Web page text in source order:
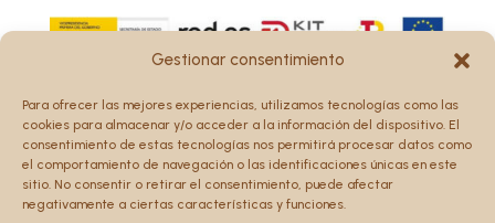
Gestionar consentimiento
Para ofrecer las mejores experiencias, utilizamos tecnologías como las
cookies para almacenar y/o acceder a la información del dispositivo. El
consentimiento de estas tecnologías nos permitirá procesar datos como
el comportamiento de navegación o las identificaciones únicas en este
sitio. No consentir o retirar el consentimiento, puede afectar
negativamente a ciertas características y funciones.
son únicamente los del autor o autores y no reflejan
necesariamente los de la Unión Europea o la Comisión
Europea.
Ni la Unión Europea ni la Comisión Europea pueden ser